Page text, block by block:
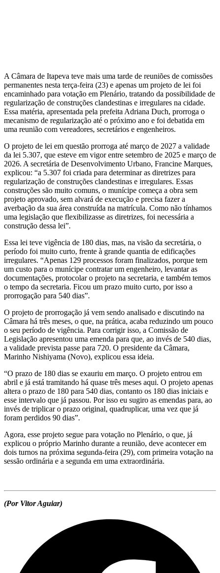
A Câmara de Itapeva teve mais uma tarde de reuniões de comissões
permanentes nesta terça-feira (23) e apenas um projeto de lei foi
encaminhado para votação em Plenário, tratando da possibilidade de
regularização de construções clandestinas e irregulares na cidade.
Essa matéria, apresentada pela prefeita Adriana Duch, prorroga o
mecanismo de regularização até o próximo ano e foi debatida em
uma reunião com vereadores, secretários e engenheiros.
O projeto de lei em questão prorroga até março de 2027 a validade
da lei 5.307, que esteve em vigor entre setembro de 2025 e março de
2026. A secretária de Desenvolvimento Urbano, Francine Marques,
explicou: “a 5.307 foi criada para determinar as diretrizes para
regularização de construções clandestinas e irregulares. Essas
construções são muito comuns, o munícipe começa a obra sem
projeto aprovado, sem alvará de execução e precisa fazer a
averbação da sua área construída na matrícula. Como não tínhamos
uma legislação que flexibilizasse as diretrizes, foi necessária a
construção dessa lei”.
Essa lei teve vigência de 180 dias, mas, na visão da secretária, o
período foi muito curto, frente à grande quantia de edificações
irregulares. “Apenas 129 processos foram finalizados, porque tem
um custo para o munícipe contratar um engenheiro, levantar as
documentações, protocolar o projeto na secretaria, e também temos
o tempo da secretaria. Ficou um prazo muito curto, por isso a
prorrogação para 540 dias”.
O projeto de prorrogação já vem sendo analisado e discutindo na
Câmara há três meses, o que, na prática, acaba reduzindo um pouco
o seu período de vigência. Para corrigir isso, a Comissão de
Legislação apresentou uma emenda para que, ao invés de 540 dias,
a validade prevista passe para 720. O presidente da Câmara,
Marinho Nishiyama (Novo), explicou essa ideia.
“O prazo de 180 dias se exauriu em março. O projeto entrou em
abril e já está tramitando há quase três meses aqui. O projeto apenas
altera o prazo de 180 para 540 dias, contanto os 180 dias iniciais e
esse intervalo que já passou. Por isso eu sugiro as emendas para, ao
invés de triplicar o prazo original, quadruplicar, uma vez que já
foram perdidos 90 dias”.
Agora, esse projeto segue para votação no Plenário, o que, já
explicou o próprio Marinho durante a reunião, deve acontecer em
dois turnos na próxima segunda-feira (29), com primeira votação na
sessão ordinária e a segunda em uma extraordinária.
(Por Vitor Aguiar)